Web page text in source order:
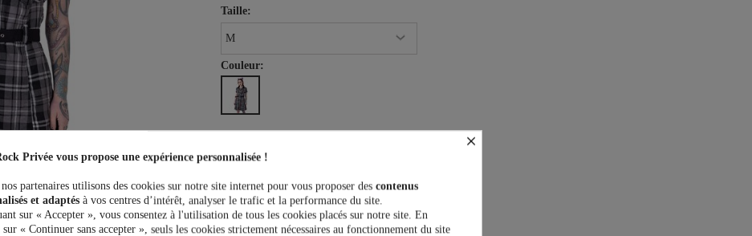
Taille:
Couleur:
49,99 € ×
Privée vous propose une expérience personnalisée !
partenaires utilisons des cookies sur notre site internet pour vous proposer des contenus
et adaptés à vos centres d’intérêt, analyser le trafic et la performance du site.
sur « Accepter », vous consentez à l'utilisation de tous les cookies placés sur notre site. En
« Continuer sans accepter », seuls les cookies strictement nécessaires au fonctionnement du site